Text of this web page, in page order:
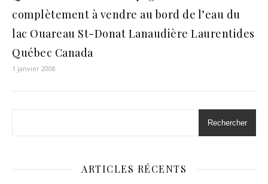
complètement à vendre au bord de l’eau du
lac Ouareau St-Donat Lanaudière Laurentides
Québec Canada
1 janvier 2008
Rechercher
ARTICLES RÉCENTS